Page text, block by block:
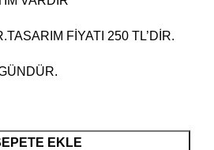
FİYATI 250 TL’DİR.
EKLE